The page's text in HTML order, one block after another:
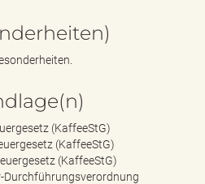
(KaffeeStG)
(KaffeeStG)
(KaffeeStG)
Durchführungsverordnung